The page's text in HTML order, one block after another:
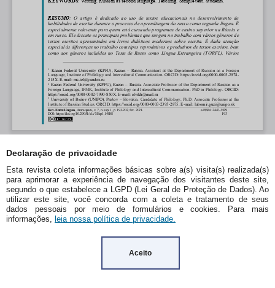
Declaração de privacidade
Esta revista coleta informações básicas sobre a(s) visita(s) realizada(s)
para aprimorar a experiência de navegação dos visitantes deste site,
segundo o que estabelece a LGPD (Lei Geral de Proteção de Dados). Ao
utilizar este site, você concorda com a coleta e tratamento de seus
dados pessoais por meio de formulários e cookies. Para mais
informações, leia nossa política de privacidade.
Aceito